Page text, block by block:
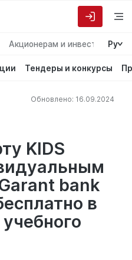
Акционерам и инвесторам
Ру
Тендеры и конкурсы
Обновлено: 16.09.2024
KIDS
bank
в